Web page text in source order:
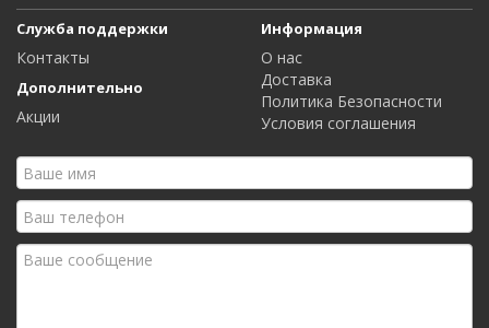
Служба поддержки
Контакты
Дополнительно
Акции
Информация
О нас
Доставка
Политика Безопасности
Условия соглашения